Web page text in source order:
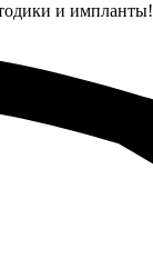
и импланты!